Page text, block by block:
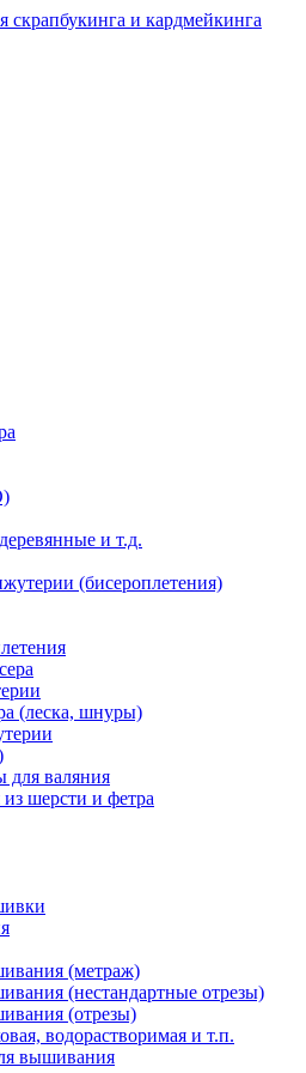
и т.д.
(бисероплетения)
(леска, шнуры)
для валяния
шерсти и фетра
(метраж)
(нестандартные отрезы)
(отрезы)
водорастворимая и т.п.
вышивания